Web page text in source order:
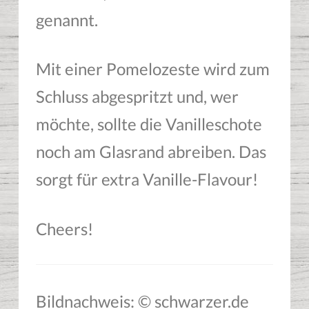
genannt.
Mit einer Pomelozeste wird zum
Schluss abgespritzt und, wer
möchte, sollte die Vanilleschote
noch am Glasrand abreiben. Das
sorgt für extra Vanille-Flavour!
Cheers!
Bildnachweis: © schwarzer.de